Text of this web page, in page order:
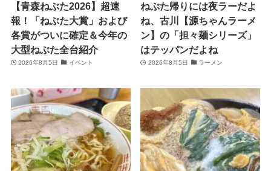
【青森ねぶた2026】超速
報！「ねぶた大賞」および
各賞がついに確定＆今年の
大型ねぶた全台紹介
2026年8月5日 イベント
ねぶた帰りには夜ラーだよ
ね、古川【源ちゃんラーメ
ン】の「担々麺シリーズ」
はテッパンだよね
2026年8月5日 ラーメン